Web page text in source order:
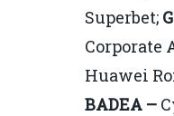
Superbet;
Corporate
Huawei
BADEA –